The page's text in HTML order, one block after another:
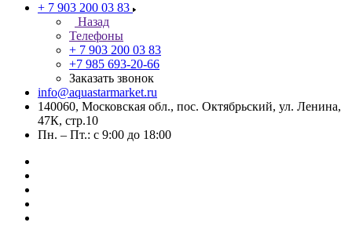
+ 7 903 200 03 83
Назад
Телефоны
+ 7 903 200 03 83
+7 985 693-20-66
Заказать звонок
info@aquastarmarket.ru
140060, Московская обл., пос. Октябрьский, ул. Ленина,
47К, стр.10
Пн. – Пт.: с 9:00 до 18:00